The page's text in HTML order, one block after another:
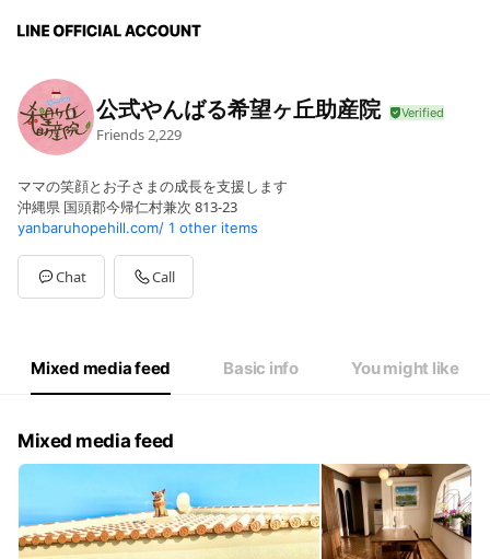
公式やんばる希望ヶ丘助産院
Friends 2,229
ママの笑顔とお子さまの成長を支援します
沖縄県 国頭郡今帰仁村兼次 813-23
yanbaruhopehill.com/ 1 other items
Chat Call
Mixed media feed Basic info You might like
Mixed media feed